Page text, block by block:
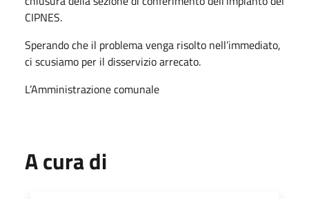
CIPNES.
Sperando che il problema venga risolto nell’immediato,
ci scusiamo per il disservizio arrecato.
L’Amministrazione comunale
A cura di